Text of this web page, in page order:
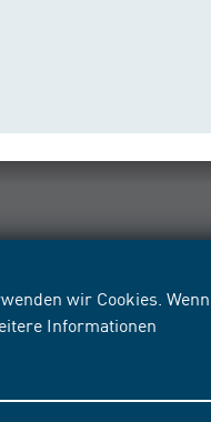
wir Cookies. Wenn
Informationen